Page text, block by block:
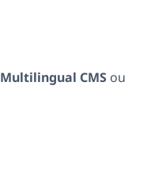
Multilingual CMS ou